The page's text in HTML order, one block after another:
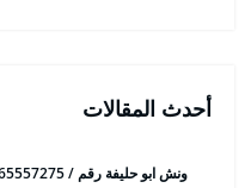
أحدث المقالات